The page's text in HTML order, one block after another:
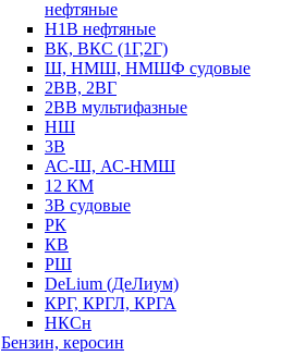
нефтяные
Н1В нефтяные
ВК, ВКС (1Г,2Г)
Ш, НМШ, НМШФ судовые
2ВВ, 2ВГ
2ВВ мультифазные
НШ
3В
АС-Ш, АС-НМШ
12 КМ
3В судовые
РК
КВ
РШ
DeLium (ДеЛиум)
КРГ, КРГЛ, КРГА
НКСн
Бензин, керосин